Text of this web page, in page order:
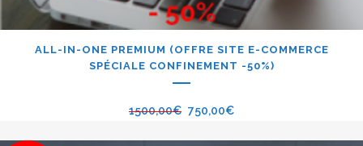
ALL-IN-ONE PREMIUM (OFFRE SITE E-COMMERCE
SPÉCIALE CONFINEMENT -50%)
1500,00€ 750,00€